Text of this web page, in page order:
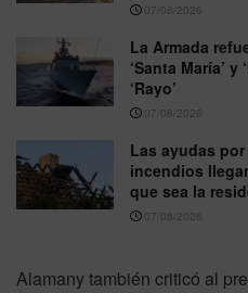
07/08/2026
La Armada
‘Santa María’
‘Rayo’
07/08/2026
Las ayudas
incendios
que sea la
07/08/2026
Alamany también criticó al